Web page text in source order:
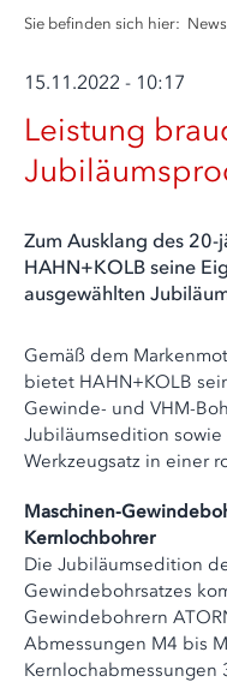
Sie befinden sich hier:
15.11.2022 - 10:17
Leistung
Zum Ausklang des
HAHN+KOLB seine
ausgewählten
Gemäß dem
bietet HAHN+KOLB
Gewinde- und VHM-
Jubiläumsedition
Werkzeugsatz in einer
Maschinen-
Kernlochbohrer
Die Jubiläumsedition
Gewindebohrsatzes
Gewindebohrern
Abmessungen M4 bis
Kernlochabmessungen